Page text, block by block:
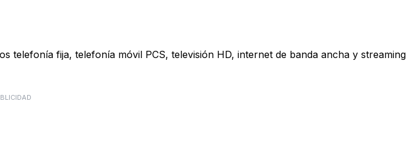
telefonía fija, telefonía móvil PCS, televisión HD, internet de banda ancha y streaming